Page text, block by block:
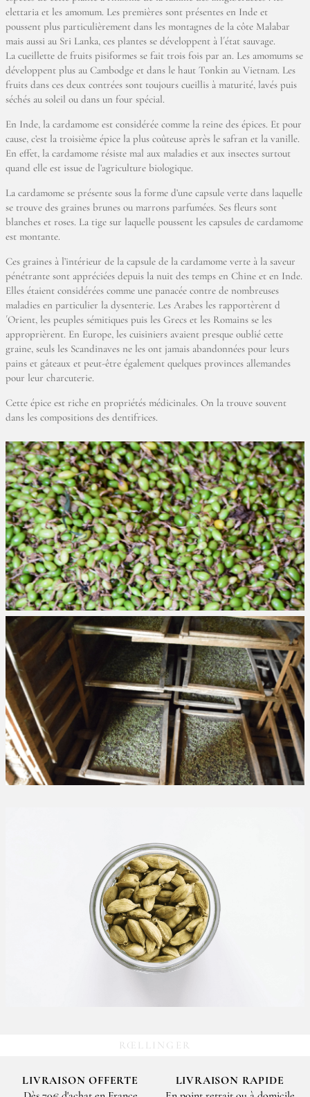
elettaria et les amomum. Les premières sont présentes en Inde et
poussent plus particulièrement dans les montagnes de la côte Malabar
mais aussi au Sri Lanka, ces plantes se développent à l´état sauvage.
La cueillette de fruits pisiformes se fait trois fois par an. Les amomums se
développent plus au Cambodge et dans le haut Tonkin au Vietnam. Les
fruits dans ces deux contrées sont toujours cueillis à maturité, lavés puis
séchés au soleil ou dans un four spécial.
En Inde, la cardamome est considérée comme la reine des épices. Et pour
cause, c’est la troisième épice la plus coûteuse après le safran et la vanille.
En effet, la cardamome résiste mal aux maladies et aux insectes surtout
quand elle est issue de l’agriculture biologique.
La cardamome se présente sous la forme d’une capsule verte dans laquelle
se trouve des graines brunes ou marrons parfumées. Ses fleurs sont
blanches et roses. La tige sur laquelle poussent les capsules de cardamome
est montante.
Ces graines à l’intérieur de la capsule de la cardamome verte à la saveur
pénétrante sont appréciées depuis la nuit des temps en Chine et en Inde.
Elles étaient considérées comme une panacée contre de nombreuses
maladies en particulier la dysenterie. Les Arabes les rapportèrent d
´Orient, les peuples sémitiques puis les Grecs et les Romains se les
approprièrent. En Europe, les cuisiniers avaient presque oublié cette
graine, seuls les Scandinaves ne les ont jamais abandonnées pour leurs
pains et gâteaux et peut-être également quelques provinces allemandes
pour leur charcuterie.
Cette épice est riche en propriétés médicinales. On la trouve souvent
dans les compositions des dentifrices.
RŒLLINGER
LIVRAISON OFFERTE
LIVRAISON RAPIDE